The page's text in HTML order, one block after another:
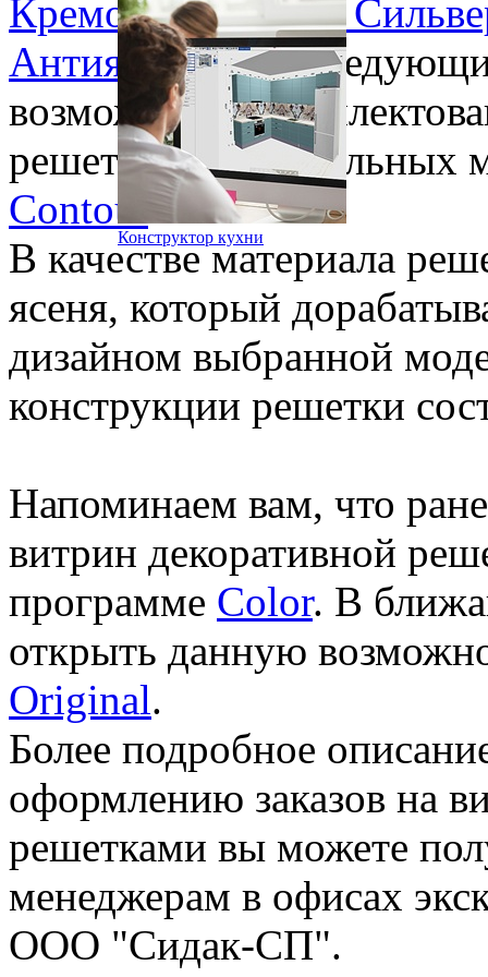
Конструктор кухни
Кремовый,Бьянка
Антия ,Аттико.
возможности
решеткой для остальных
Contour .
В качестве материала
ясеня, который
дизайном выбранной
конструкции решетки
Напоминаем вам, что
витрин декоративной
программе Color. В
открыть данную
Original.
Более подробное
оформлению заказов на
решетками вы можете
менеджерам в офисах
ООО "Сидак-СП".